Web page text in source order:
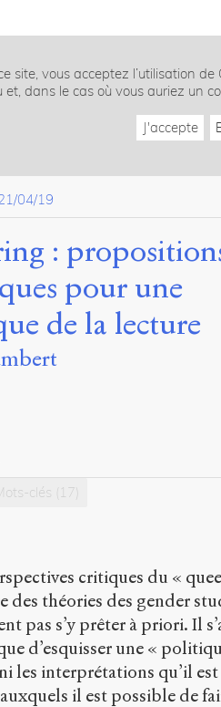
site, vous acceptez l’utilisation
dans le cas où vous auriez un
J'accepte
04/19
:
pour une
de la lecture
Mots-clés (17)
critiques du «
des théories des gender
pas s’y prêter à priori. Il
d’esquisser une «
les interprétations qu’il
il est possible de